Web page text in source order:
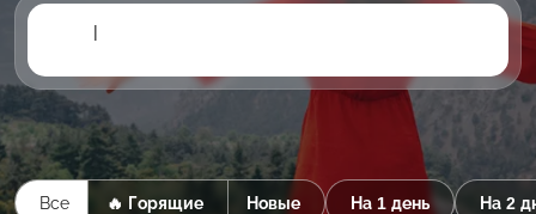
|
Все 🔥 Горящие Новые На 1 день На 2